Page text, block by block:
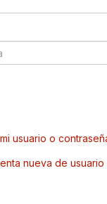
usuario o
nueva de usuario